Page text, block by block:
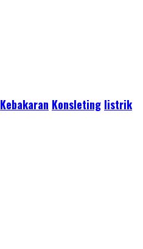
Kebakaran Konsleting listrik